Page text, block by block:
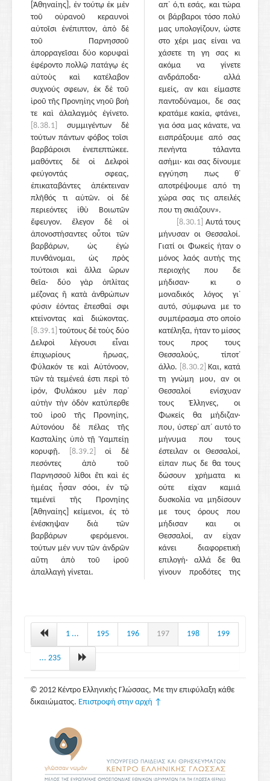
[Ἀθηναίης], ἐν τούτῳ ἐκ μὲν
τοῦ οὐρανοῦ κεραυνοὶ
αὐτοῖσι ἐνέπιπτον, ἀπὸ δὲ
τοῦ Παρνησσοῦ
ἀπορραγεῖσαι δύο κορυφαὶ
ἐφέροντο πολλῷ πατάγῳ ἐς
αὐτοὺς καὶ κατέλαβον
συχνούς σφεων, ἐκ δὲ τοῦ
ἱροῦ τῆς Προνηίης νηοῦ βοή
τε καὶ ἀλαλαγμὸς ἐγίνετο.
[8.38.1]
συμμιγέντων δὲ
τούτων πάντων φόβος τοῖσι
βαρβάροισι ἐνεπεπτώκεε.
μαθόντες δὲ οἱ Δελφοὶ
φεύγοντάς σφεας,
ἐπικαταβάντες ἀπέκτειναν
πλῆθός τι αὐτῶν. οἱ δὲ
περιεόντες ἰθὺ Βοιωτῶν
ἔφευγον. ἔλεγον δὲ οἱ
ἀπονοστήσαντες οὗτοι τῶν
βαρβάρων, ὡς ἐγὼ
πυνθάνομαι, ὡς πρὸς
τούτοισι καὶ ἄλλα ὥρων
θεῖα· δύο γὰρ ὁπλίτας
μέζονας ἢ κατὰ ἀνθρώπων
φύσιν ἐόντας ἕπεσθαί σφι
κτείνοντας καὶ διώκοντας.
[8.39.1] τούτους δὲ τοὺς δύο
Δελφοὶ λέγουσι εἶναι
ἐπιχωρίους ἥρωας,
Φύλακόν τε καὶ Αὐτόνοον,
τῶν τὰ τεμένεά ἐστι περὶ τὸ
ἱρόν, Φυλάκου μὲν παρ᾽
αὐτὴν τὴν ὁδὸν κατύπερθε
τοῦ ἱροῦ τῆς Προνηίης,
Αὐτονόου δὲ πέλας τῆς
Κασταλίης ὑπὸ τῇ Ὑαμπείῃ
κορυφῇ.
[8.39.2]
οἱ δὲ
πεσόντες ἀπὸ τοῦ
Παρνησσοῦ λίθοι ἔτι καὶ ἐς
ἡμέας ἦσαν σόοι, ἐν τῷ
τεμένεϊ τῆς Προνηίης
[Ἀθηναίης] κείμενοι, ἐς τὸ
ἐνέσκηψαν διὰ τῶν
βαρβάρων φερόμενοι.
τούτων μέν νυν τῶν ἀνδρῶν
αὕτη ἀπὸ τοῦ ἱροῦ
ἀπαλλαγὴ γίνεται.
απ᾽ ό,τι εσάς, και τώρα
οι βάρβαροι τόσο πολύ
μας υπολογίζουν, ώστε
στο χέρι μας είναι να
χάσετε τη γη σας κι
ακόμα να γίνετε
ανδράποδα· αλλά
εμείς, αν και είμαστε
παντοδύναμοι, δε σας
κρατάμε κακία, φτάνει,
για όσα μας κάνατε, να
εισπράξουμε από σας
πενήντα τάλαντα
ασήμι· και σας δίνουμε
εγγύηση πως θ᾽
αποτρέψουμε από τη
χώρα σας τις απειλές
που τη σκιάζουν».
[8.30.1] Αυτά τους
μήνυσαν οι Θεσσαλοί.
Γιατί οι Φωκείς ήταν ο
μόνος λαός αυτής της
περιοχής που δε
μήδισαν· κι ο
μοναδικός λόγος γι᾽
αυτό, σύμφωνα με το
συμπέρασμα στο οποίο
κατέληξα, ήταν το μίσος
τους προς τους
Θεσσαλούς, τίποτ᾽
άλλο. [8.30.2] Και, κατά
τη γνώμη μου, αν οι
Θεσσαλοί ενίσχυαν
τους Έλληνες, οι
Φωκείς θα μήδιζαν·
που, ύστερ᾽ απ᾽ αυτό το
μήνυμα που τους
έστειλαν οι Θεσσαλοί,
είπαν πως δε θα τους
δώσουν χρήματα κι
ούτε είχαν καμιά
δυσκολία να μηδίσουν
με τους όρους που
μήδισαν και οι
Θεσσαλοί, αν είχαν
κάνει διαφορετική
επιλογή· αλλά δε θα
γίνουν προδότες της
άκουσαν αυτή την
απάντηση, τότε λοιπόν
οι Θεσσαλοί
βαρβάρων. Κι έτσι από
της είναι δεν είναι
τριάντα στάδιοι), που
1 ... 195 196 197 198 199
... 235
© 2012 Κέντρο Ελληνικής Γλώσσας, Με την επιφύλαξη κάθε
δικαιώματος. Επιστροφή στην αρχή ↑